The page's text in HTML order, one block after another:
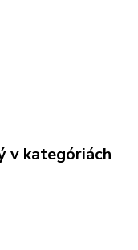
v kategóriách